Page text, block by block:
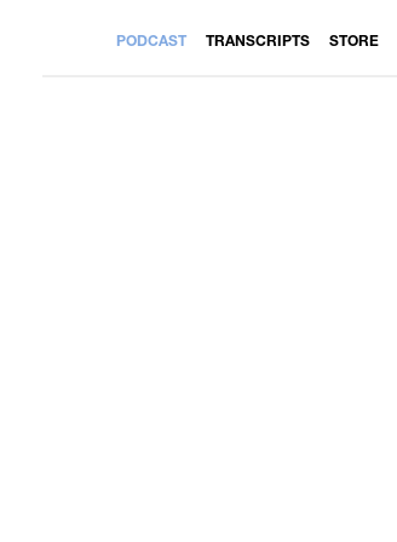
PODCAST TRANSCRIPTS STORE